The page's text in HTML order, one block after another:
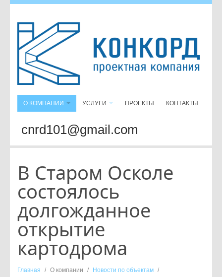
О КОМПАНИИ УСЛУГИ ПРОЕКТЫ КОНТАКТЫ
cnrd101@gmail.com
В Старом Осколе
состоялось
долгожданное
открытие
картодрома
Главная / О компании / Новости по объектам /